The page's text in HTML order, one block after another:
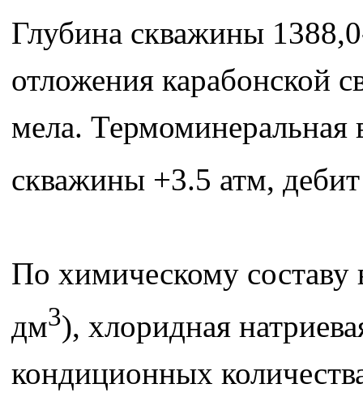
Глубина скважины
отложения карабонской
мела. Термоминеральная
скважины +3.5 атм,
По химическому
дм3), хлоридная
кондиционных